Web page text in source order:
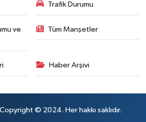
Trafik Durumu
ve
Tüm Manşetler
Haber Arşivi
Copyright © 2024. Her hakkı saklıdır.